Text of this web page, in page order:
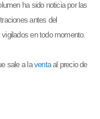
ha sido noticia por las
antes del
en todo momento.
sale a laventaal precio de